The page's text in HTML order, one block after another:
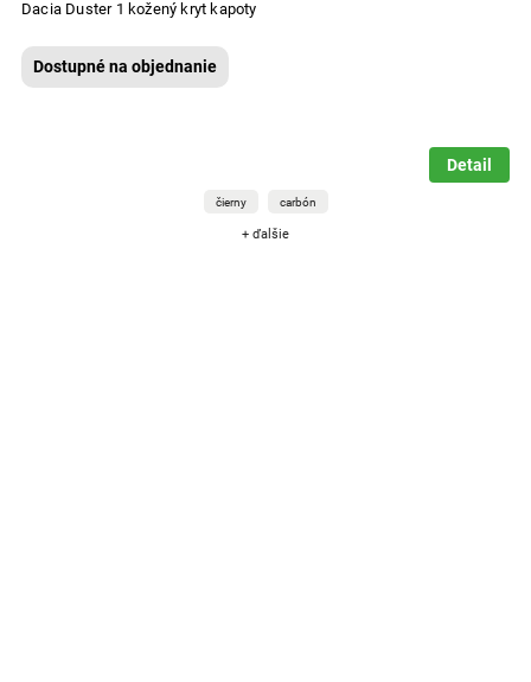
Dacia Duster 1 kožený kryt kapoty
Dostupné na objednanie
Detail
čierny carbón
+ ďalšie